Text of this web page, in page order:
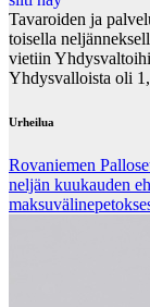
Tavaroiden ja
toisella
vietiin
Yhdysvalloista oli
Urheilua
Rovaniemen
neljän kuu­kau­den